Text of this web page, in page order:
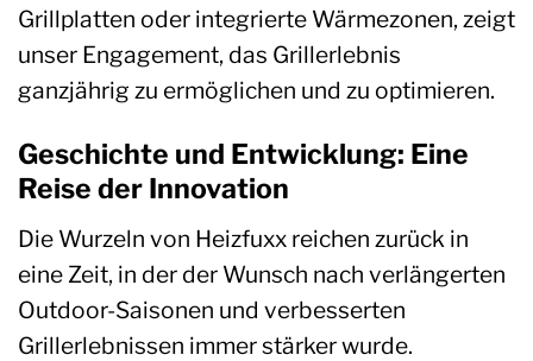
Grillplatten oder integrierte Wärmezonen, zeigt
unser Engagement, das Grillerlebnis
ganzjährig zu ermöglichen und zu optimieren.
Geschichte und Entwicklung: Eine
Reise der Innovation
Die Wurzeln von Heizfuxx reichen zurück in
eine Zeit, in der der Wunsch nach verlängerten
Outdoor-Saisonen und verbesserten
Grillerlebnissen immer stärker wurde.